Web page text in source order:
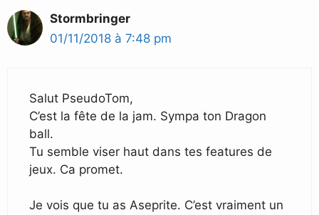
Stormbringer
01/11/2018 à 7:48 pm
Salut PseudoTom,
C’est la fête de la jam. Sympa ton Dragon
ball.
Tu semble viser haut dans tes features de
jeux. Ca promet.
Je vois que tu as Aseprite. C’est vraiment un